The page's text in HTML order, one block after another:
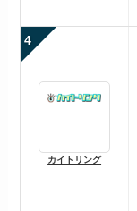
4
カイトリング